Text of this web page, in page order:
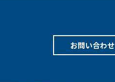
お問い合わせ